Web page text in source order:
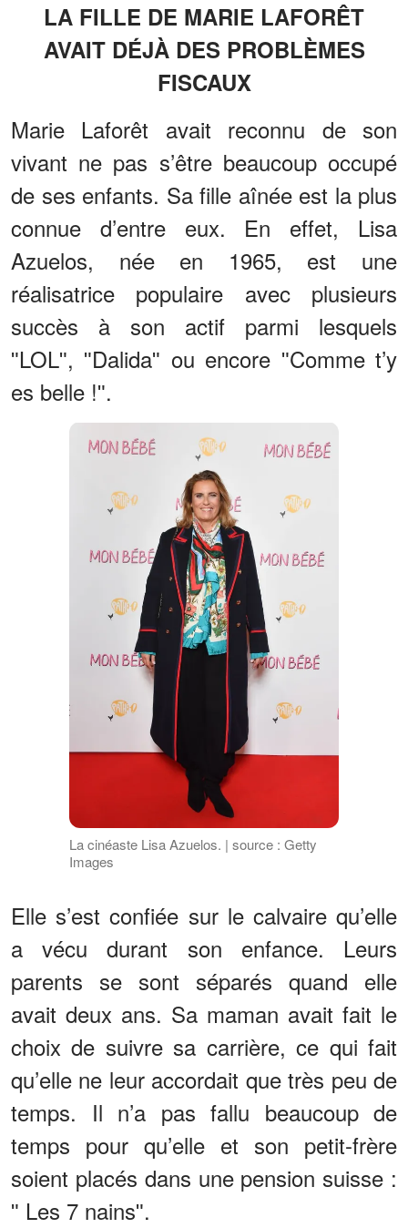
LA FILLE DE MARIE LAFORÊT
AVAIT DÉJÀ DES PROBLÈMES
FISCAUX
Marie Laforêt avait reconnu de son
vivant ne pas s’être beaucoup occupé
de ses enfants. Sa fille aînée est la plus
connue d’entre eux. En effet, Lisa
Azuelos, née en 1965, est une
réalisatrice populaire avec plusieurs
succès à son actif parmi lesquels
ʺLOLʺ, ʺDalidaʺ ou encore ʺComme t’y
es belle !ʺ.
La cinéaste Lisa Azuelos. | source : Getty
Images
Elle s’est confiée sur le calvaire qu’elle
a vécu durant son enfance. Leurs
parents se sont séparés quand elle
avait deux ans. Sa maman avait fait le
choix de suivre sa carrière, ce qui fait
qu’elle ne leur accordait que très peu de
temps. Il n’a pas fallu beaucoup de
temps pour qu’elle et son petit-frère
soient placés dans une pension suisse :
ʺ Les 7 nainsʺ.